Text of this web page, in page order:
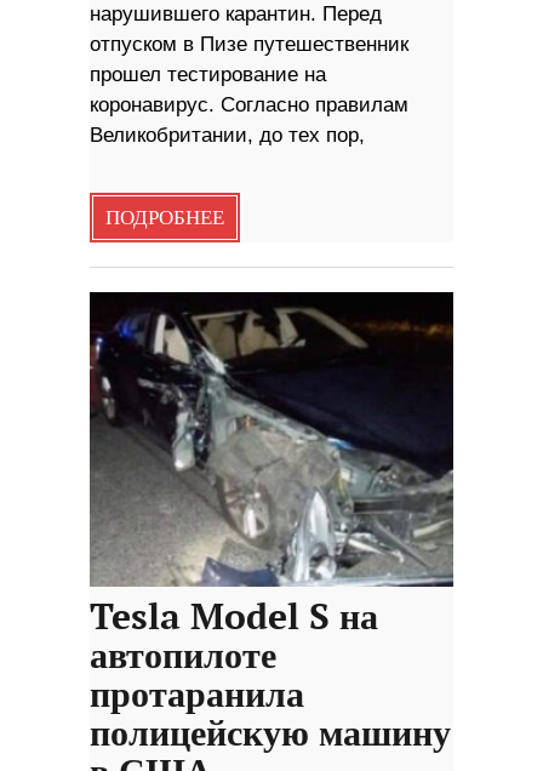
нарушившего карантин. Перед
отпуском в Пизе путешественник
прошел тестирование на
коронавирус. Согласно правилам
Великобритании, до тех пор,
ПОДРОБНЕЕ
Tesla Model S на
автопилоте
протаранила
полицейскую машину